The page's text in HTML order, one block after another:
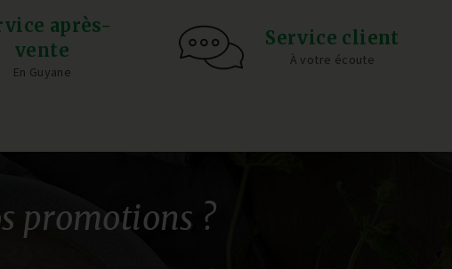
après-
vente
En Guyane
Service client
À votre écoute
promotions ?